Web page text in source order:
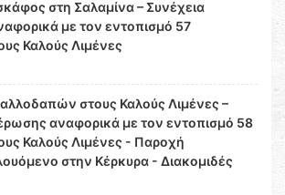
στη Σαλαμίνα – Συνέχεια
με τον εντοπισμό 57
Καλούς Λιμένες
στους Καλούς Λιμένες –
αναφορικά με τον εντοπισμό 58
Καλούς Λιμένες - Παροχή
στην Κέρκυρα - Διακομιδές